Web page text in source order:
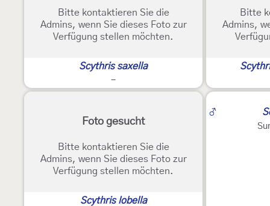
Bitte kontaktieren Sie die
Admins, wenn Sie dieses Foto zur
Verfügung stellen möchten.
Scythris saxella
-
Bitte
Admins,
Foto gesucht
Bitte kontaktieren Sie die
Admins, wenn Sie dieses Foto zur
Verfügung stellen möchten.
Scythris lobella
♂